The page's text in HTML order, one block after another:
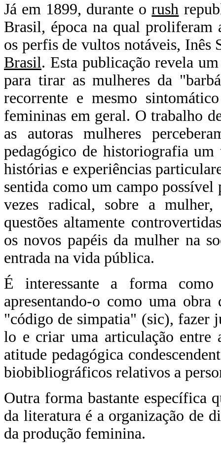
Já em 1899, durante orush
Brasil, época na qual proliferam
os perfis de vultos notáveis,
Brasil. Esta publicação revela
para tirar as mulheres da
recorrente e mesmo
femininas em geral. O trabalho
as autoras mulheres
pedagógico de historiografia um
histórias e experiências
sentida como um campo
vezes radical, sobre a
questões altamente
os novos papéis da mulher na
entrada na vida pública.
É interessante a forma
apresentando-o como uma
"código de simpatia" (sic), fazer
lo e criar uma articulação entre
atitude pedagógica
biobibliográficos relativos a
Outra forma bastante específica
da literatura é a organização de
da produção feminina.